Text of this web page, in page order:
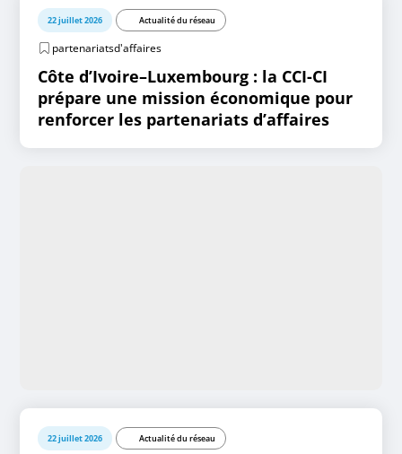
22 juillet 2026 Actualité du réseau
partenariatsd'affaires
Côte d’Ivoire–Luxembourg : la CCI-CI
prépare une mission économique pour
renforcer les partenariats d’affaires
22 juillet 2026 Actualité du réseau